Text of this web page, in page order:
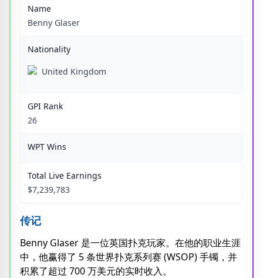
Name
Benny Glaser
Nationality
United Kingdom
GPI Rank
26
WPT Wins
Total Live Earnings
$7,239,783
传记
Benny Glaser 是一位英国扑克玩家。在他的职业生涯
中，他赢得了 5 条世界扑克系列赛 (WSOP) 手镯，并
积累了超过 700 万美元的实时收入。